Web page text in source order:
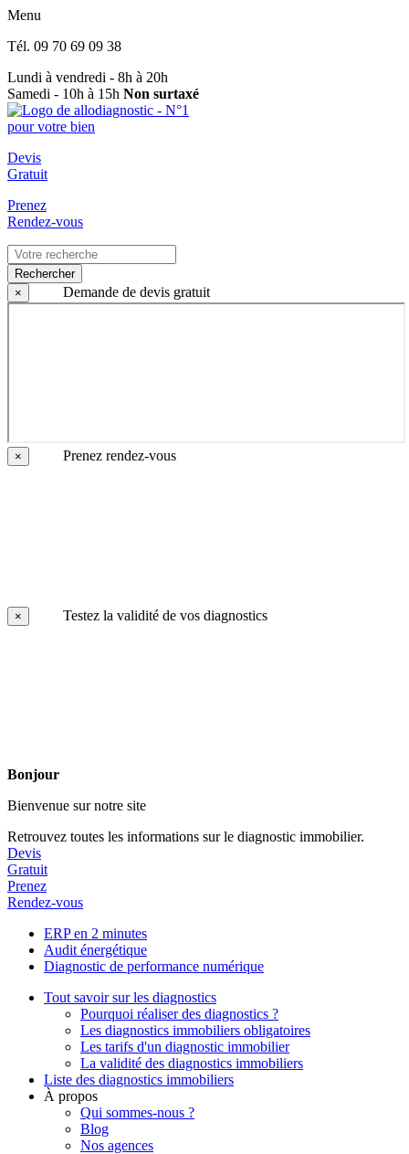
Menu
Tél. 09 70 69 09 38
Lundi à vendredi - 8h à 20h
Samedi - 10h à 15h Non surtaxé
Devis
Gratuit
Prenez
Rendez-vous
Rechercher
×
Demande de devis gratuit
× Prenez rendez-vous
× Testez la validité de vos diagnostics
Bonjour
Bienvenue sur notre site
Retrouvez toutes les informations sur le diagnostic immobilier.
Devis
Gratuit
Prenez
Rendez-vous
ERP en 2 minutes
Audit énergétique
Diagnostic de performance numérique
Tout savoir sur les diagnostics
Pourquoi réaliser des diagnostics ?
Les diagnostics immobiliers obligatoires
Les tarifs d'un diagnostic immobilier
La validité des diagnostics immobiliers
Liste des diagnostics immobiliers
À propos
Qui sommes-nous ?
Blog
Nos agences